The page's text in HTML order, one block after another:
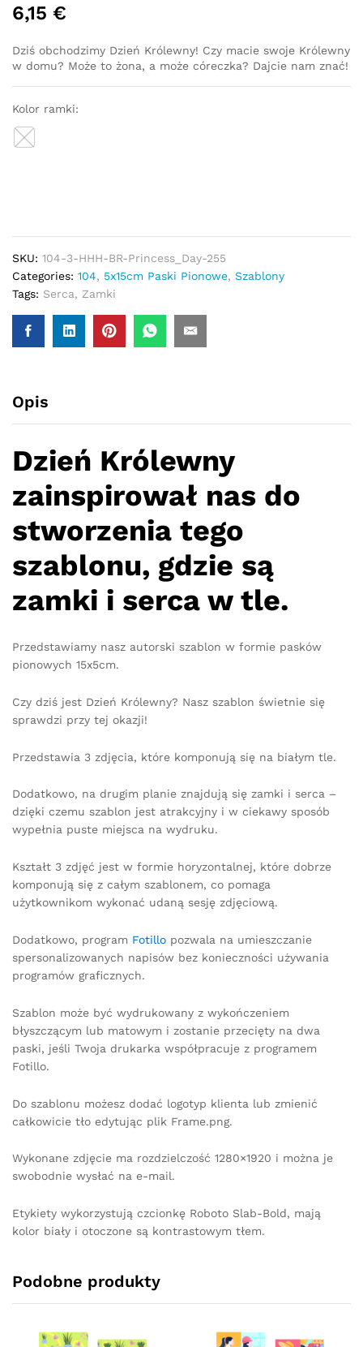
6,15 €
Dziś obchodzimy Dzień Królewny! Czy macie swoje Królewny
w domu? Może to żona, a może córeczka? Dajcie nam znać!
Kolor ramki:
SKU: 104-3-HHH-BR-Princess_Day-255
Categories: 104, 5x15cm Paski Pionowe, Szablony
Tags: Serca, Zamki
Opis
Dzień Królewny
zainspirował nas do
stworzenia tego
szablonu, gdzie są
zamki i serca w tle.
Przedstawiamy nasz autorski szablon w formie pasków
pionowych 15x5cm.
Czy dziś jest Dzień Królewny? Nasz szablon świetnie się
sprawdzi przy tej okazji!
Przedstawia 3 zdjęcia, które komponują się na białym tle.
Dodatkowo, na drugim planie znajdują się zamki i serca –
dzięki czemu szablon jest atrakcyjny i w ciekawy sposób
wypełnia puste miejsca na wydruku.
Kształt 3 zdjęć jest w formie horyzontalnej, które dobrze
komponują się z całym szablonem, co pomaga
użytkownikom wykonać udaną sesję zdjęciową.
Dodatkowo, program Fotillo pozwala na umieszczanie
spersonalizowanych napisów bez konieczności używania
programów graficznych.
Szablon może być wydrukowany z wykończeniem
błyszczącym lub matowym i zostanie przecięty na dwa
paski, jeśli Twoja drukarka współpracuje z programem
Fotillo.
Do szablonu możesz dodać logotyp klienta lub zmienić
całkowicie tło edytując plik Frame.png.
Wykonane zdjęcie ma rozdzielczość 1280×1920 i można je
swobodnie wysłać na e-mail.
Etykiety wykorzystują czcionkę Roboto Slab-Bold, mają
kolor biały i otoczone są kontrastowym tłem.
Podobne produkty